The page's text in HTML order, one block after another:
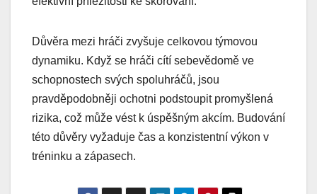
Důvěra mezi hráči zvyšuje celkovou týmovou
dynamiku. Když se hráči cítí sebevědomě ve
schopnostech svých spoluhráčů, jsou
pravděpodobněji ochotni podstoupit promyšlená
rizika, což může vést k úspěšným akcím. Budování
této důvěry vyžaduje čas a konzistentní výkon v
tréninku a zápasech.